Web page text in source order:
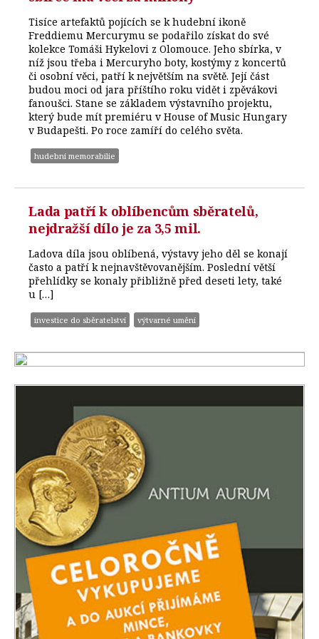
Tisíce artefaktů pojících se k hudební ikoně
Freddiemu Mercurymu se podařilo získat do své
kolekce Tomáši Hykelovi z Olomouce. Jeho sbírka, v
níž jsou třeba i Mercuryho boty, kostýmy z koncertů
či osobní věci, patří k největším na světě. Její část
budou moci od jara příštího roku vidět i zpěvákovi
fanoušci. Stane se základem výstavního projektu,
který bude mít premiéru v House of Music Hungary
v Budapešti. Po roce zamíří do celého světa.
hudební memorabilie
Lada patří k oblíbencům sběratelů,
nejdražší dílo je za 3,5 mil.
Ladova díla jsou oblíbená, výstavy jeho děl se konají
často a patří k nejnavštěvovanějším. Poslední větší
přehlídky se konaly přibližně před deseti lety, také
u […]
investice do sběratelství výtvarné umění